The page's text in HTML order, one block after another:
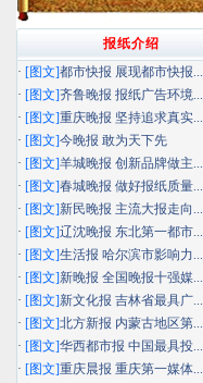
报纸介绍
· [图文]都市快报 展现都市快报...
· [图文]齐鲁晚报 报纸广告环境...
· [图文]重庆晚报 坚持追求真实...
· [图文]今晚报 敢为天下先
· [图文]羊城晚报 创新品牌做主...
· [图文]春城晚报 做好报纸质量...
· [图文]新民晚报 主流大报走向...
· [图文]辽沈晚报 东北第一都市...
· [图文]生活报 哈尔滨市影响力...
· [图文]新晚报 全国晚报十强媒...
· [图文]新文化报 吉林省最具广...
· [图文]北方新报 内蒙古地区第...
· [图文]华西都市报 中国最具投...
· [图文]重庆晨报 重庆第一媒体...